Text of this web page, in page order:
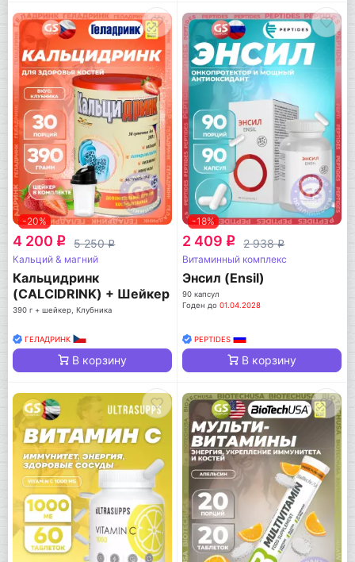
-20%
4 200 q 5 250q
Кальций & магний
Кальцидринк
(CALCIDRINK) + Шейкер
390 г + шейкер, Клубника
ГЕЛАДРИНК
В корзину
-18%
2 409 q 2 938q
Витаминный комплекс
Энсил (Ensil)
90 капсул
Годен до01.04.2028
PEPTIDES
В корзину